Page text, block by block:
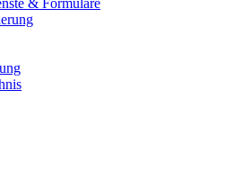
& Formulare